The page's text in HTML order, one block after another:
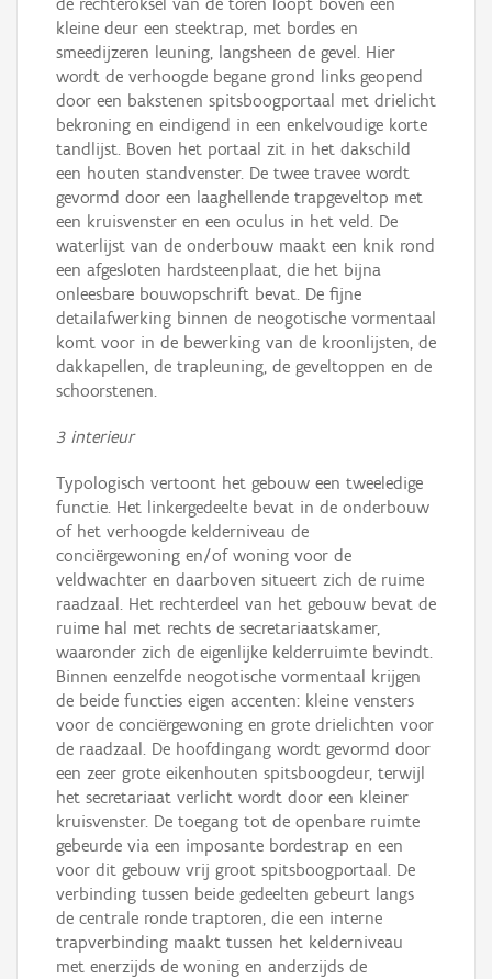
de rechteroksel van de toren loopt boven een
kleine deur een steektrap, met bordes en
smeedijzeren leuning, langsheen de gevel. Hier
wordt de verhoogde begane grond links geopend
door een bakstenen spitsboogportaal met drielicht
bekroning en eindigend in een enkelvoudige korte
tandlijst. Boven het portaal zit in het dakschild
een houten standvenster. De twee travee wordt
gevormd door een laaghellende trapgeveltop met
een kruisvenster en een oculus in het veld. De
waterlijst van de onderbouw maakt een knik rond
een afgesloten hardsteenplaat, die het bijna
onleesbare bouwopschrift bevat. De fijne
detailafwerking binnen de neogotische vormentaal
komt voor in de bewerking van de kroonlijsten, de
dakkapellen, de trapleuning, de geveltoppen en de
schoorstenen.
3 interieur
Typologisch vertoont het gebouw een tweeledige
functie. Het linkergedeelte bevat in de onderbouw
of het verhoogde kelderniveau de
conciërgewoning en/of woning voor de
veldwachter en daarboven situeert zich de ruime
raadzaal. Het rechterdeel van het gebouw bevat de
ruime hal met rechts de secretariaatskamer,
waaronder zich de eigenlijke kelderruimte bevindt.
Binnen eenzelfde neogotische vormentaal krijgen
de beide functies eigen accenten: kleine vensters
voor de conciërgewoning en grote drielichten voor
de raadzaal. De hoofdingang wordt gevormd door
een zeer grote eikenhouten spitsboogdeur, terwijl
het secretariaat verlicht wordt door een kleiner
kruisvenster. De toegang tot de openbare ruimte
gebeurde via een imposante bordestrap en een
voor dit gebouw vrij groot spitsboogportaal. De
verbinding tussen beide gedeelten gebeurt langs
de centrale ronde traptoren, die een interne
trapverbinding maakt tussen het kelderniveau
met enerzijds de woning en anderzijds de